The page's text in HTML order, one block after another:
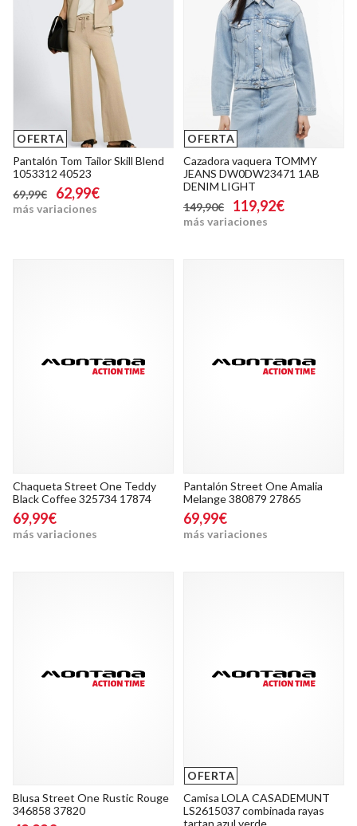
OFERTA
Pantalón Tom Tailor Skill Blend
1053312 40523
69,99€
62,99€
más variaciones
OFERTA
Cazadora vaquera TOMMY
JEANS DW0DW23471 1AB
DENIM LIGHT
149,90€
119,92€
más variaciones
Chaqueta Street One Teddy
Black Coffee 325734 17874
69,99€
más variaciones
Pantalón Street One Amalia
Melange 380879 27865
69,99€
más variaciones
Blusa Street One Rustic Rouge
346858 37820
OFERTA
Camisa LOLA CASADEMUNT
LS2615037 combinada rayas